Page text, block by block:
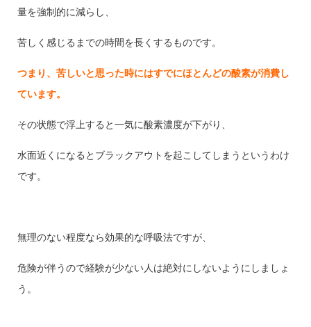
量を強制的に減らし、
苦しく感じるまでの時間を長くするものです。
つまり、苦しいと思った時にはすでにほとんどの酸素が消費し
ています。
その状態で浮上すると一気に酸素濃度が下がり、
水面近くになるとブラックアウトを起こしてしまうというわけ
です。
無理のない程度なら効果的な呼吸法ですが、
危険が伴うので経験が少ない人は絶対にしないようにしましょ
う。